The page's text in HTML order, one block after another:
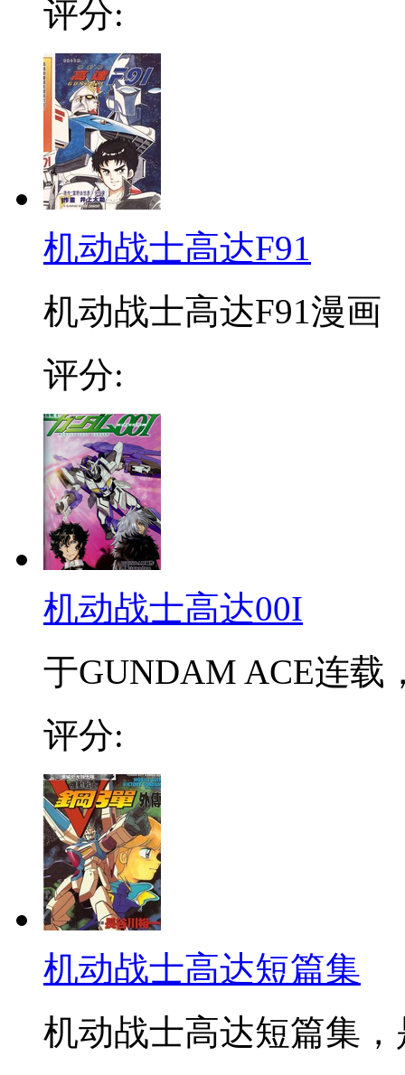
评分:
机动战士高达F91
机动战士高达F91漫画
评分:
机动战士高达00I
于GUNDAM ACE连载
评分:
机动战士高达短篇集
机动战士高达短篇集